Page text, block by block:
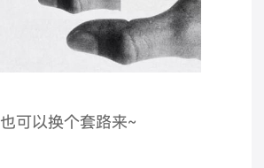
也可以换个套路来~